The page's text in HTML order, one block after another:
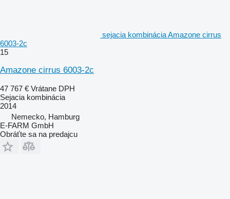
sejacia kombinácia Amazone cirrus
6003-2c
15
Amazone cirrus 6003-2c
47 767 € Vrátane DPH
Sejacia kombinácia
2014
Nemecko, Hamburg
E-FARM GmbH
Obráťte sa na predajcu